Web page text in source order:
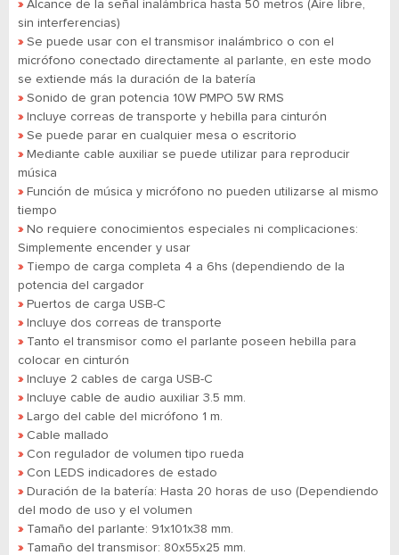
»Alcance de la señal inalámbrica hasta 50 metros (Aire libre,
sin interferencias)
»Se puede usar con el transmisor inalámbrico o con el
micrófono conectado directamente al parlante, en este modo
se extiende más la duración de la batería
»Sonido de gran potencia 10W PMPO 5W RMS
»Incluye correas de transporte y hebilla para cinturón
»Se puede parar en cualquier mesa o escritorio
»Mediante cable auxiliar se puede utilizar para reproducir
música
»Función de música y micrófono no pueden utilizarse al mismo
tiempo
»No requiere conocimientos especiales ni complicaciones:
Simplemente encender y usar
»Tiempo de carga completa 4 a 6hs (dependiendo de la
potencia del cargador
»Puertos de carga USB-C
»Incluye dos correas de transporte
»Tanto el transmisor como el parlante poseen hebilla para
colocar en cinturón
» Incluye 2 cables de carga USB-C
»Incluye cable de audio auxiliar 3.5 mm.
»Largo del cable del micrófono 1 m.
»Cable mallado
»Con regulador de volumen tipo rueda
»Con LEDS indicadores de estado
»Duración de la batería: Hasta 20 horas de uso (Dependiendo
del modo de uso y el volumen
»Tamaño del parlante: 91x101x38 mm.
»Tamaño del transmisor: 80x55x25 mm.